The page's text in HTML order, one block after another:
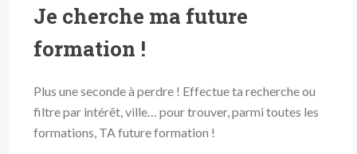
Je cherche ma future
formation !
Plus une seconde à perdre ! Effectue ta recherche ou
filtre par intérêt, ville… pour trouver, parmi toutes les
formations, TA future formation !